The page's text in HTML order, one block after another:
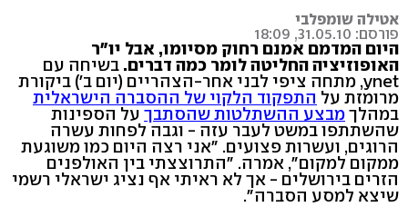
אטילה שומפלבי
פורסם: 31.05.10, 18:09
היום המדמם אמנם רחוק מסיומו, אבל יו"ר
האופוזיציה החליטה לומר כמה דברים. בשיחה עם
ynet, מתחה ציפי לבני אחר-הצהריים (יום ב') ביקורת
מרומזת על התפקוד הלקוי של ההסברה הישראלית
במהלךמבצע ההשתלטות שהסתבך על הספינות
שהשתתפו במשט לעבר עזה - וגבה לפחות עשרה
הרוגים, ועשרות פצועים. "אני רצה היום כמו משוגעת
ממקום למקום", אמרה. "התרוצצתי בין האולפנים
הזרים בירושלים - אך לא ראיתי אף נציג ישראלי רשמי
שיצא למסע הסברה".